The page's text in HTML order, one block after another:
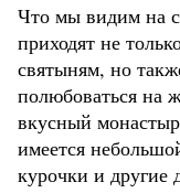
Что мы видим на
приходят не
святыням, но
полюбоваться на
вкусный
имеется
курочки и